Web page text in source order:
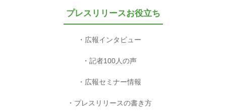
プレスリリースお役立ち
広報インタビュー
記者100人の声
広報セミナー情報
プレスリリースの書き方